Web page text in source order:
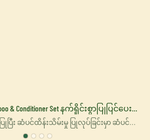
& Conditioner Set နက်ရှိုင်းစွာပြုပြင်ပေး
မှု
ြီး ဆံပင်ထိန်းသိမ်းမှု ပြုလုပ်ခြင်းမှာ ဆံပင်
ကျိုးပြုတဲ့ အိုမီဂါ-၃ ဖက်တီးအက်ဆစ်၊ ပရို